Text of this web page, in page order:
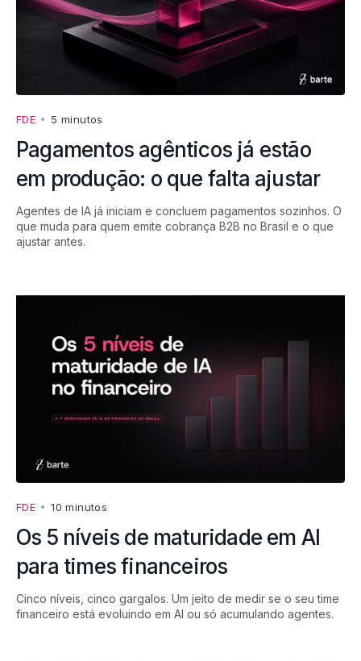
FDE • 5 minutos
Pagamentos agênticos já estão
em produção: o que falta ajustar
Agentes de IA já iniciam e concluem pagamentos sozinhos. O
que muda para quem emite cobrança B2B no Brasil e o que
ajustar antes.
FDE •10 minutos
Os 5 níveis de maturidade em AI
para times financeiros
Cinco níveis, cinco gargalos. Um jeito de medir se o seu time
financeiro está evoluindo em AI ou só acumulando agentes.